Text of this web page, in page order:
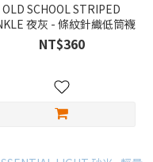
OLD SCHOOL STRIPED
夜灰 - 條紋針織低筒襪
NT$360